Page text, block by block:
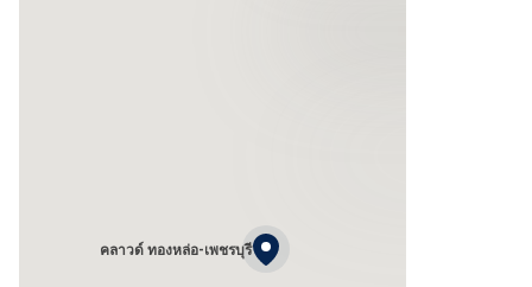
คลาวด์ ทองหล่อ-เพชรบุรี